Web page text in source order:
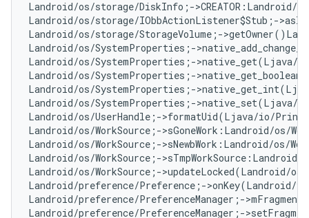
Landroid/os/storage/DiskInfo;-
Landroid/os/storage/IObbActionListener$Stub;-
Landroid/os/storage/StorageVolume;-
Landroid/os/SystemProperties;-
Landroid/os/SystemProperties;-
Landroid/os/SystemProperties;-
Landroid/os/SystemProperties;-
Landroid/os/SystemProperties;-
Landroid/os/UserHandle;->formatUid(Ljava/io/
Landroid/os/WorkSource;->sGoneWork:Landroid/os/
Landroid/os/WorkSource;->sNewbWork:Landroid/os/
Landroid/os/WorkSource;-
Landroid/os/WorkSource;->updateLocked(Landroid/
Landroid/preference/Preference;-
Landroid/preference/PreferenceManager;-
Landroid/preference/PreferenceManager;-